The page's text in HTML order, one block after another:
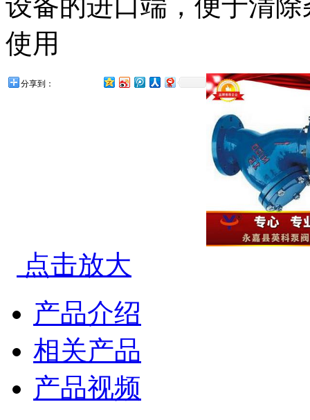
使用
分享到：
点击放大
产品介绍
相关产品
产品视频